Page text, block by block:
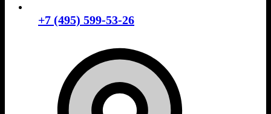
+7 (495) 599-53-26